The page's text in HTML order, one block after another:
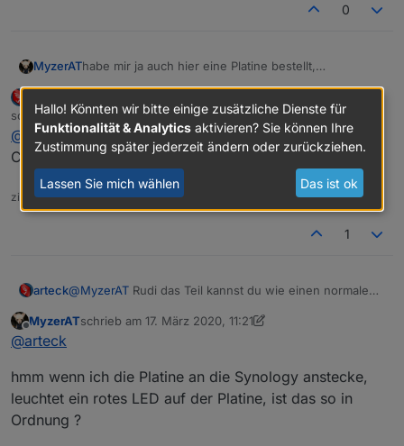
0
MyzerAThabe mir ja auch hier eine Platine bestellt,
Nun zu meiner Frage, kann man die Platine auch auf
der Synology DS anwenden, finde dazu keine Info?
Offline
schrieb am17. März 2020, 07:08
zuletzt editiert von arteck
@ MyzerATRudi das Teil kannst du wie einen normalen
CC2531 anbinden.. egal auf welchem System..
zigbee hab ich, zwave auch, nuc's genauso und HA auch
1
arteck@MyzerAT Rudi das Teil kannst du wie einen normalen
Offline
MyzerATschrieb am 17. März 2020, 11:21
zuletzt editiert von MyzerAT
@arteck
hmm wenn ich die Platine an die Synology anstecke,
leuchtet ein rotes LED auf der Platine, ist das so in
Ordnung ?
Hallo! Könnten wir bitte einige zusätzliche Dienste für
Funktionalität & Analytics aktivieren? Sie können Ihre
Zustimmung später jederzeit ändern oder zurückziehen.
Lassen Sie mich wählen Das ist ok